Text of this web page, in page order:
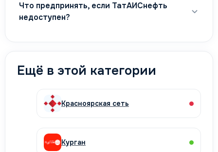
Что предпринять, если ТатАИСнефть
недоступен?
Ещё в этой категории
Красноярская сеть
Курган